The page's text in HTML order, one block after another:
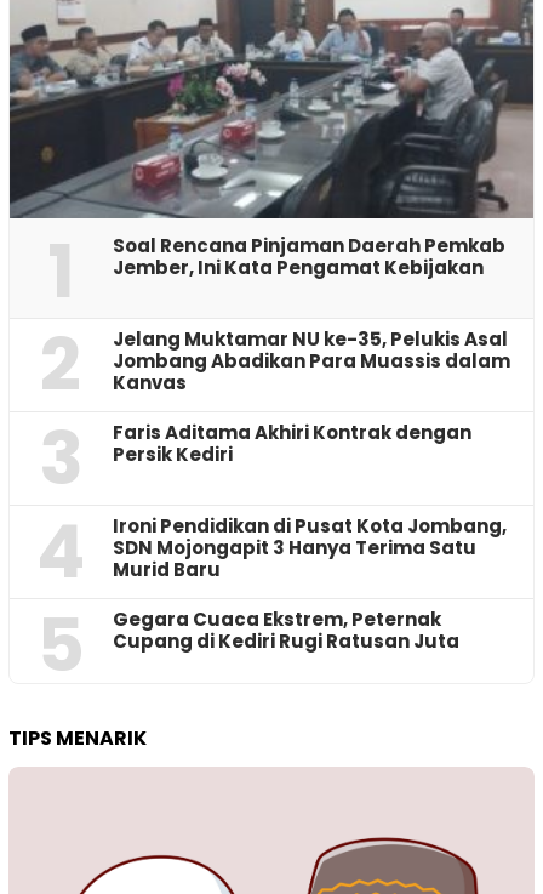
1
‎Soal Rencana Pinjaman Daerah Pemkab
Jember, Ini Kata Pengamat Kebijakan ‎
2
Jelang Muktamar NU ke-35, Pelukis Asal
Jombang Abadikan Para Muassis dalam
Kanvas
3
Faris Aditama Akhiri Kontrak dengan
Persik Kediri
4
Ironi Pendidikan di Pusat Kota Jombang,
SDN Mojongapit 3 Hanya Terima Satu
Murid Baru
5
‎Gegara Cuaca Ekstrem, Peternak
Cupang di Kediri Rugi Ratusan Juta
TIPS MENARIK